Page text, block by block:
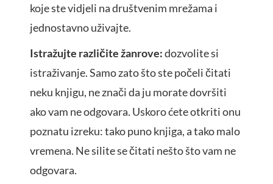
koje ste vidjeli na društvenim mrežama i
jednostavno uživajte.
Istražujte različite žanrove:dozvolite si
istraživanje. Samo zato što ste počeli čitati
neku knjigu, ne znači da ju morate dovršiti
ako vam ne odgovara. Uskoro ćete otkriti onu
poznatu izreku: tako puno knjiga, a tako malo
vremena. Ne silite se čitati nešto što vam ne
odgovara.